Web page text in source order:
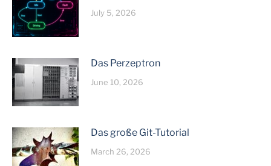
July 5, 2026
Das Perzeptron
June 10, 2026
Das große Git-Tutorial
March 26, 2026